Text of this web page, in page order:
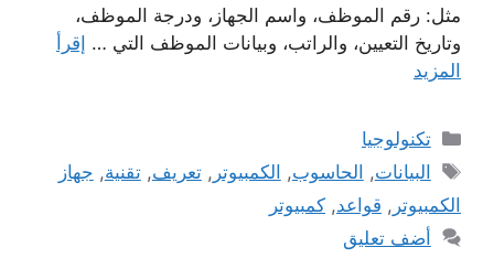
مثل: رقم الموظف، واسم الجهاز، ودرجة الموظف،
وتاريخ التعيين، والراتب، وبيانات الموظف التي … إقرأ
المزيد
التصنيفات
تكنولوجيا
الوسوم
البيانات, الحاسوب, الكمبيوتر ,تعريف,تقنية, جهاز
الكمبيوتر , قواعد, كمبيوتر
أضف تعليق